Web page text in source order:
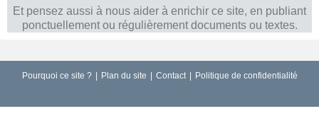
Et pensez aussi à nous aider à enrichir ce site, en publiant
ponctuellement ou régulièrement documents ou textes.
Pourquoi ce site ? Plan du site Contact Politique de confidentialité